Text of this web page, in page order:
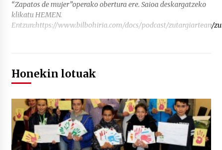
“Zapatos de mujer”operako obertura ere. Saioa deskargatzeko
klikatu HEMEN.
Entzun:https://www.bilbohiria.com/docs/podcast/zutargiartean/
Honekin lotuak